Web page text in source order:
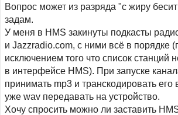
Вопрос может из разряда "с жиру
задам.
У меня в HMS закинуты подкасты
и Jazzradio.com, с ними всё в порядке
исключением того что список станций
в интерфейсе HMS). При запуске
принимать mp3 и транскодировать его
уже wav передавать на устройство.
Хочу спросить можно ли заставить